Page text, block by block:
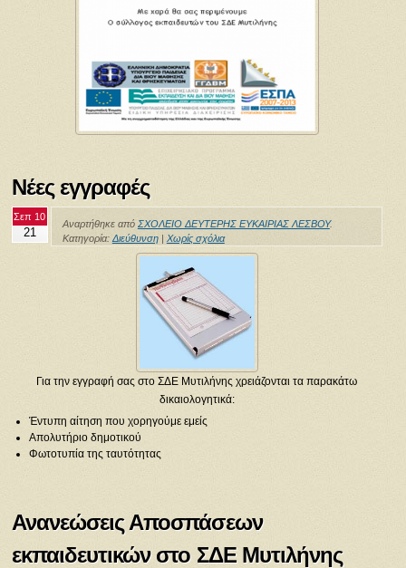
Νέες εγγραφές
Σεπ 10
21
Αναρτήθηκε από ΣΧΟΛΕΙΟ ΔΕΥΤΕΡΗΣ ΕΥΚΑΙΡΙΑΣ ΛΕΣΒΟΥ.
Κατηγορία: Διεύθυνση| Χωρίς σχόλια
Για την εγγραφή σας στο ΣΔΕ Μυτιλήνης χρειάζονται τα παρακάτω
δικαιολογητικά:
Έντυπη αίτηση που χορηγούμε εμείς
Απολυτήριο δημοτικού
Φωτοτυπία της ταυτότητας
Ανανεώσεις Αποσπάσεων
εκπαιδευτικών στο ΣΔΕ Μυτιλήνης